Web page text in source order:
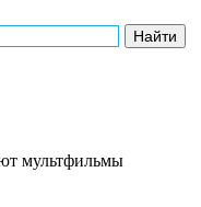
мультфильмы